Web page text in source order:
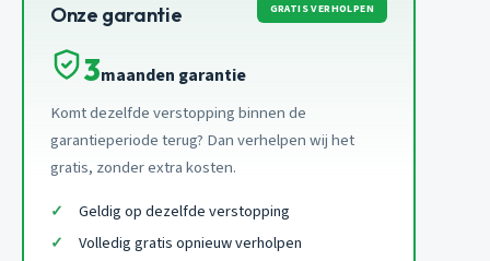
Onze garantie GRATIS VERHOLPEN
3maanden garantie
Komt dezelfde verstopping binnen de
garantieperiode terug? Dan verhelpen wij het
gratis, zonder extra kosten.
Geldig op dezelfde verstopping
Volledig gratis opnieuw verholpen